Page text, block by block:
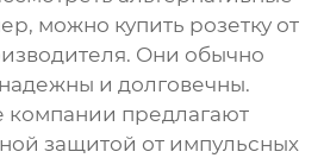
можно купить розетку от
Они обычно
и долговечны.
предлагают
защитой от импульсных